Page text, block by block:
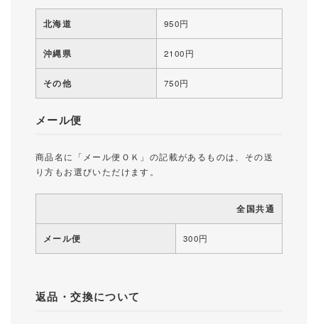
北海道 950円
沖縄県 2100円
その他 750円
メール便
商品名に「メール便ＯＫ」の記載があるものは、その送
り方もお選びいただけます。
全国共通
メール便 300円
返品・交換について